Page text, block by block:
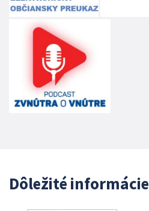
Dôležité informácie